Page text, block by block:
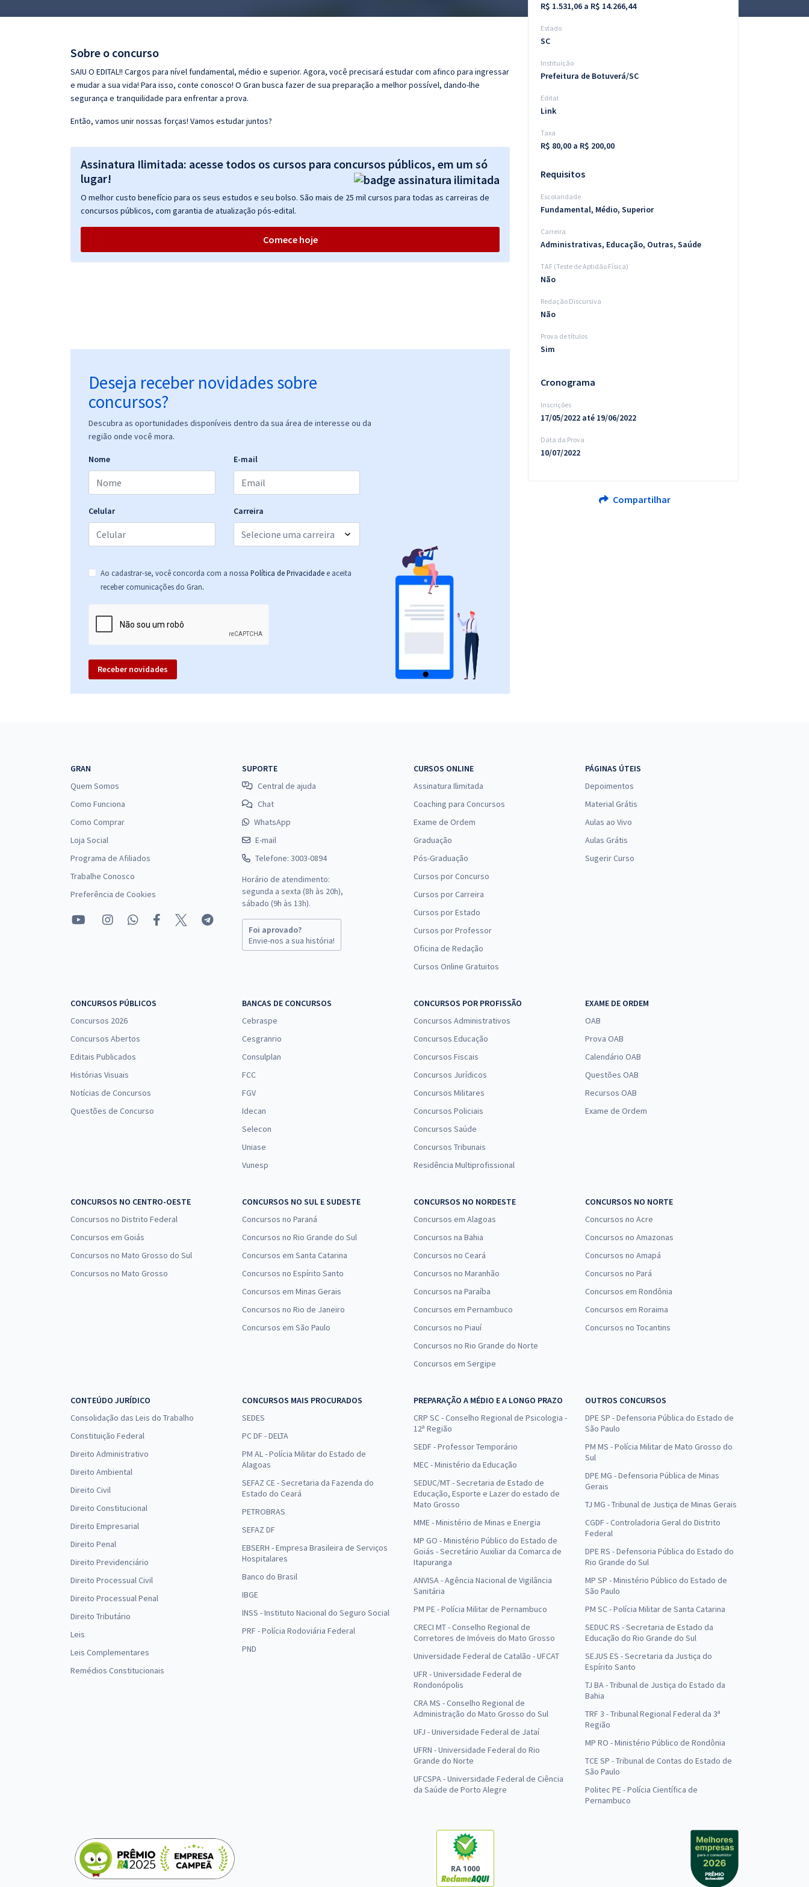
Questões grátis
Conteúdo gratuito
Sobre o concurso
SAIU O EDITAL!! Cargos para nível fundamental, médio e superior. Agora, você precisará estudar com afinco para ingressar
e mudar a sua vida! Para isso, conte conosco! O Gran busca fazer de sua preparação a melhor possível, dando-lhe
segurança e tranquilidade para enfrentar a prova.
Então, vamos unir nossas forças! Vamos estudar juntos?
Assinatura Ilimitada: acesse todos os cursos para concursos públicos, em um só
lugar!
O melhor custo benefício para os seus estudos e seu bolso. São mais de 25 mil cursos para todas as carreiras de
concursos públicos, com garantia de atualização pós-edital.
Comece hoje
Deseja receber novidades sobre
concursos?
Descubra as oportunidades disponíveis dentro da sua área de interesse ou da
região onde você mora.
Nome E-mail
Celular Carreira
Ao cadastrar-se, você concorda com a nossa Política de Privacidade e aceita
receber comunicações do Gran.
Receber novidades
R$ 1.531,06 a R$ 14.266,44
Estado
SC
Instituição
Prefeitura de Botuverá/SC
Edital
Link
Taxa
R$ 80,00 a R$ 200,00
Requisitos
Escolaridade
Fundamental, Médio, Superior
Carreira
Administrativas, Educação, Outras, Saúde
TAF (Teste de Aptidão Física)
Não
Redação Discursiva
Não
Prova de títulos
Sim
Cronograma
Inscrições
17/05/2022 até 19/06/2022
Data da Prova
10/07/2022
Compartilhar
GRAN
Quem Somos
Como Funciona
Como Comprar
Loja Social
Programa de Afiliados
Trabalhe Conosco
Preferência de Cookies
SUPORTE
Central de ajuda
Chat
WhatsApp
E-mail
Telefone: 3003-0894
Horário de atendimento:
segunda a sexta (8h às 20h),
sábado (9h às 13h).
Foi aprovado?
Envie-nos a sua história!
CURSOS ONLINE
Assinatura Ilimitada
Coaching para Concursos
Exame de Ordem
Graduação
Pós-Graduação
Cursos por Concurso
Cursos por Carreira
Cursos por Estado
Cursos por Professor
Oficina de Redação
Cursos Online Gratuitos
PÁGINAS ÚTEIS
Depoimentos
Material Grátis
Aulas ao Vivo
Aulas Grátis
Sugerir Curso
CONCURSOS PÚBLICOS
Concursos 2026
Concursos Abertos
Editais Publicados
Histórias Visuais
Notícias de Concursos
Questões de Concurso
BANCAS DE CONCURSOS
Cebraspe
Cesgranrio
Consulplan
FCC
FGV
Idecan
Selecon
Uniase
Vunesp
CONCURSOS POR PROFISSÃO
Concursos Administrativos
Concursos Educação
Concursos Fiscais
Concursos Jurídicos
Concursos Militares
Concursos Policiais
Concursos Saúde
Concursos Tribunais
Residência Multiprofissional
EXAME DE ORDEM
OAB
Prova OAB
Calendário OAB
Questões OAB
Recursos OAB
Exame de Ordem
CONCURSOS NO CENTRO-OESTE
Concursos no Distrito Federal
Concursos em Goiás
Concursos no Mato Grosso do Sul
Concursos no Mato Grosso
CONCURSOS NO SUL E SUDESTE
Concursos no Paraná
Concursos no Rio Grande do Sul
Concursos em Santa Catarina
Concursos no Espírito Santo
Concursos em Minas Gerais
Concursos no Rio de Janeiro
Concursos em São Paulo
CONCURSOS NO NORDESTE
Concursos em Alagoas
Concursos na Bahia
Concursos no Ceará
Concursos no Maranhão
Concursos na Paraíba
Concursos em Pernambuco
Concursos no Piauí
Concursos no Rio Grande do Norte
Concursos em Sergipe
CONCURSOS NO NORTE
Concursos no Acre
Concursos no Amazonas
Concursos no Amapá
Concursos no Pará
Concursos em Rondônia
Concursos em Roraima
Concursos no Tocantins
CONTEÚDO JURÍDICO
Consolidação das Leis do Trabalho
Constituição Federal
Direito Administrativo
Direito Ambiental
Direito Civil
Direito Constitucional
Direito Empresarial
Direito Penal
Direito Previdenciário
Direito Processual Civil
Direito Processual Penal
Direito Tributário
Leis
Leis Complementares
Remédios Constitucionais
CONCURSOS MAIS PROCURADOS
SEDES
PC DF - DELTA
PM AL - Polícia Militar do Estado de
Alagoas
SEFAZ CE - Secretaria da Fazenda do
Estado do Ceará
PETROBRAS
SEFAZ DF
EBSERH - Empresa Brasileira de Serviços
Hospitalares
Banco do Brasil
IBGE
INSS - Instituto Nacional do Seguro Social
PRF - Polícia Rodoviária Federal
PND
PREPARAÇÃO A MÉDIO E A LONGO PRAZO
CRP SC - Conselho Regional de Psicologia -
12ª Região
SEDF - Professor Temporário
MEC - Ministério da Educação
SEDUC/MT - Secretaria de Estado de
Educação, Esporte e Lazer do estado de
Mato Grosso
MME - Ministério de Minas e Energia
MP GO - Ministério Público do Estado de
Goiás - Secretário Auxiliar da Comarca de
Itapuranga
ANVISA - Agência Nacional de Vigilância
Sanitária
PM PE - Polícia Militar de Pernambuco
CRECI MT - Conselho Regional de
Corretores de Imóveis do Mato Grosso
Universidade Federal de Catalão - UFCAT
UFR - Universidade Federal de
Rondonópolis
CRA MS - Conselho Regional de
Administração do Mato Grosso do Sul
UFJ - Universidade Federal de Jataí
UFRN - Universidade Federal do Rio
Grande do Norte
UFCSPA - Universidade Federal de Ciência
da Saúde de Porto Alegre
OUTROS CONCURSOS
DPE SP - Defensoria Pública do Estado de
São Paulo
PM MS - Polícia Militar de Mato Grosso do
Sul
DPE MG - Defensoria Pública de Minas
Gerais
TJ MG - Tribunal de Justiça de Minas Gerais
CGDF - Controladoria Geral do Distrito
Federal
DPE RS - Defensoria Pública do Estado do
Rio Grande do Sul
MP SP - Ministério Público do Estado de
São Paulo
PM SC - Polícia Militar de Santa Catarina
SEDUC RS - Secretaria de Estado da
Educação do Rio Grande do Sul
SEJUS ES - Secretaria da Justiça do
Espírito Santo
TJ BA - Tribunal de Justiça do Estado da
Bahia
TRF 3 - Tribunal Regional Federal da 3ª
Região
MP RO - Ministério Público de Rondônia
TCE SP - Tribunal de Contas do Estado de
São Paulo
Politec PE - Polícia Científica de
Pernambuco
RA 1000